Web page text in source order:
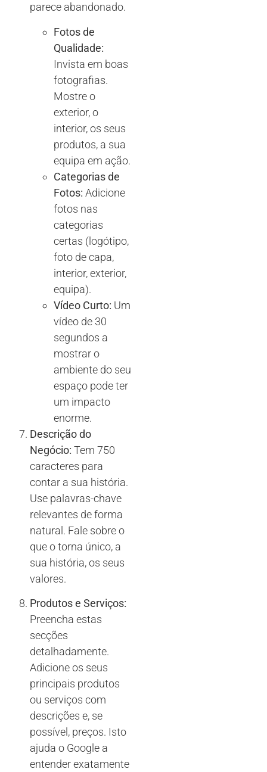
parece abandonado.
Fotos de
Qualidade:
Invista em boas
fotografias.
Mostre o
exterior, o
interior, os seus
produtos, a sua
equipa em ação.
Categorias de
Fotos: Adicione
fotos nas
categorias
certas (logótipo,
foto de capa,
interior, exterior,
equipa).
Vídeo Curto: Um
vídeo de 30
segundos a
mostrar o
ambiente do seu
espaço pode ter
um impacto
enorme.
Descrição do
Negócio: Tem 750
caracteres para
contar a sua história.
Use palavras-chave
relevantes de forma
natural. Fale sobre o
que o torna único, a
sua história, os seus
valores.
Produtos e Serviços:
Preencha estas
secções
detalhadamente.
Adicione os seus
principais produtos
ou serviços com
descrições e, se
possível, preços. Isto
ajuda o Google a
entender exatamente